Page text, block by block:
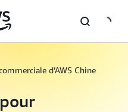
d’AWS Chine